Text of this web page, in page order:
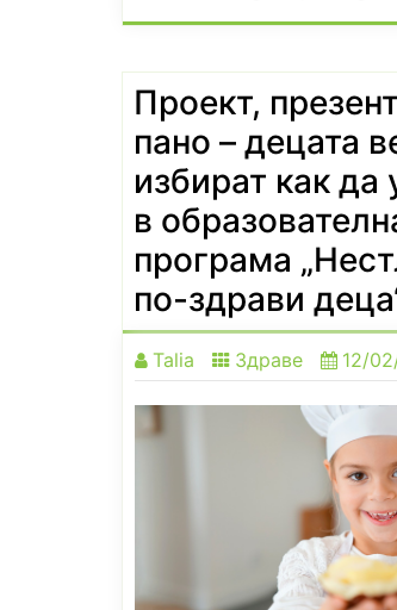
Проект,
пано – децата
избират как да
в
програма
по-здрави
Talia Здраве 12/